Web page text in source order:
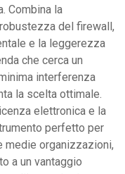
Combina la
del firewall,
e la leggerezza
che cerca un
interferenza
la scelta ottimale.
elettronica e la
perfetto per
medie organizzazioni,
a un vantaggio